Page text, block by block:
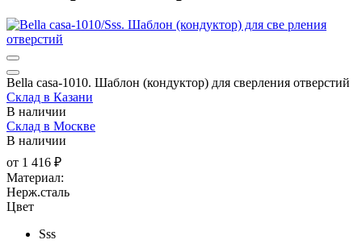
Bella casa-1010. Шаблон (кондуктор) для сверления отверстий
Склад в Казани
В наличии
Склад в Москве
В наличии
от 1 416 ₽
Материал:
Нерж.сталь
Цвет
Sss